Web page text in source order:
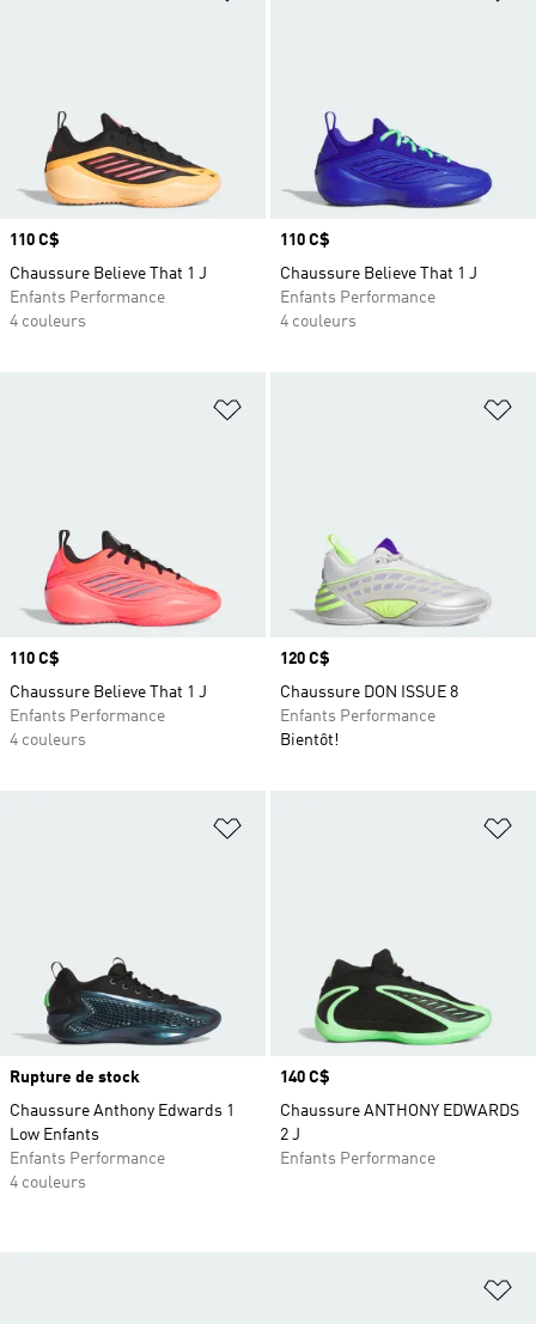
Prix
110 C$
Chaussure Believe That 1 J
Enfants Performance
4 couleurs
Prix
110 C$
Chaussure Believe That 1 J
Enfants Performance
4 couleurs
Ajouter à la Liste de produits
Prix
110 C$
Chaussure Believe That 1 J
Enfants Performance
4 couleurs
Prix
120 C$
Chaussure DON ISSUE 8
Enfants Performance
Bientôt!
Ajouter à la Liste de produits
Rupture de stock
Chaussure Anthony Edwards 1
Low Enfants
Enfants Performance
4 couleurs
Prix
140 C$
Chaussure ANTHONY EDWARDS
2 J
Enfants Performance